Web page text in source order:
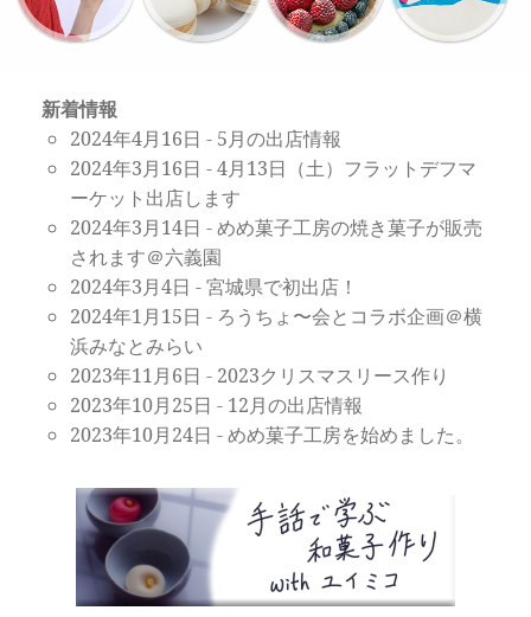
新着情報
2024年4月16日 - 5月の出店情報
2024年3月16日 -4月13日（土）フラットデフマ
ーケット出店します
2024年3月14日 -めめ菓子工房の焼き菓子が販売
されます＠六義園
2024年3月4日 -宮城県で初出店！
2024年1月15日 - ろうちょ〜会とコラボ企画＠横
浜みなとみらい
2023年11月6日 - 2023クリスマスリース作り
2023年10月25日 - 12月の出店情報
2023年10月24日 -めめ菓子工房を始めました。